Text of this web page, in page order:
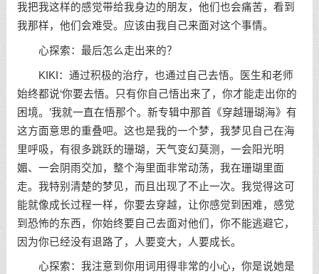
我把我这样的感觉带给我身边的朋友，他们也会痛苦，看到
我那样，他们会难受。应该由我自己来面对这个事情。
心探索：最后怎么走出来的？
KIKI：通过积极的治疗，也通过自己去悟。医生和老师
始终都说‘你要去悟。只有你自己悟出来了，你才能走出你的
困境。’我就一直在悟那个。新专辑中那首《穿越珊瑚海》有
这方面意思的重叠吧。这也是我的一个梦，我梦见自己在海
里呼吸，有很多跳跃的珊瑚，天气变幻莫测，一会阳光明
媚、一会阴雨交加，整个海里面非常动荡，我在珊瑚里面
走。我特别清楚的梦见，而且出现了不止一次。我觉得这可
能就像成长过程一样，你要去穿越，让你感觉到困难，感觉
到恐怖的东西，你始终要自己去面对他们，你不能逃避它，
因为你已经没有退路了，人要变大，人要成长。
心探索：我注意到你用词用得非常的小心，你是说她是